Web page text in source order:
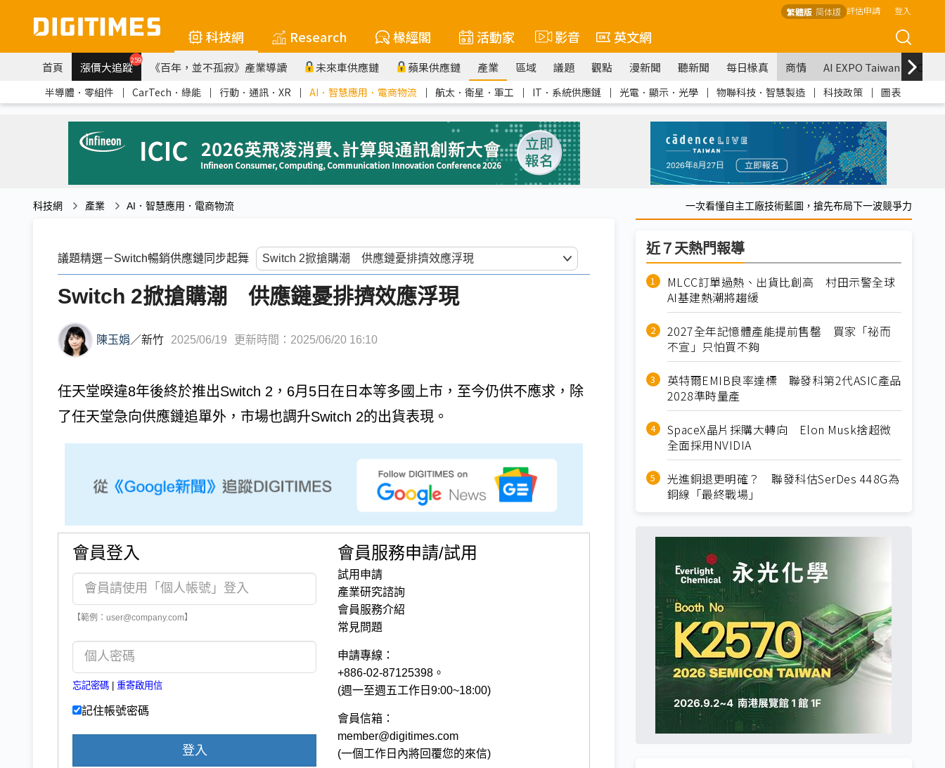
繁體版 简体版 評估申請 登入
科技網 Research 椽經閣 活動家 影音 英文網
首頁 漲價大追蹤259 《百年，並不孤寂》產業導讀 未來車供應鏈 蘋果供應鏈 產業 區域 議題 觀點 漫新聞 聽新聞 每日椽真 商情 AI EXPO Taiwan
半導體．零組件 ｜ CarTech．綠能 ｜ 行動．通訊．XR ｜ AI．智慧應用．電商物流 ｜ 航太．衛星．軍工 ｜ IT．系統供應鏈 ｜ 光電．顯示．光學 ｜ 物聯科技．智慧製造 ｜ 科技政策 ｜ 圖表
科技網 產業 AI．智慧應用．電商物流 一次看懂自主工廠技術藍圖，搶先布局下一波競爭力
議題精選－Switch暢銷供應鏈同步起舞
Switch 2掀搶購潮 供應鏈憂排擠效應浮現
陳玉娟 ／新竹 2025/06/19 更新時間：2025/06/20 16:10
任天堂暌違8年後終於推出Switch 2，6月5日在日本等多國上市，至今仍供不應求，除
了任天堂急向供應鏈追單外，市場也調升Switch 2的出貨表現。
會員登入
【範例：user@company.com】
忘記密碼 重寄啟用信
記住帳號密碼
登入
會員服務申請/試用
試用申請
產業研究諮詢
會員服務介紹
常見問題
申請專線：
+886-02-87125398。
(週一至週五工作日9:00~18:00)
會員信箱：
member@digitimes.com
(一個工作日內將回覆您的來信)
近７天熱門報導
MLCC訂單過熱、出貨比創高 村田示警全球
AI基建熱潮將趨緩
2027全年記憶體產能提前售罄 買家「祕而
不宣」只怕買不夠
英特爾EMIB良率達標 聯發科第2代ASIC產品
2028準時量產
SpaceX晶片採購大轉向 Elon Musk捨超微
全面採用NVIDIA
光進銅退更明確？ 聯發科估SerDes 448G為
銅線「最終戰場」